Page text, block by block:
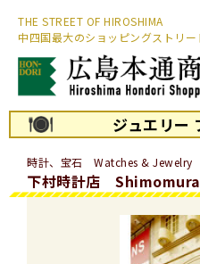
THE STREET OF HIROSHIMA
中四国最大のショッピングストリー
ジュエリー
時計、宝石 Watches & Jewelry
下村時計店 Shimomura